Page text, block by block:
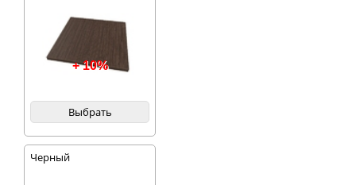
+ 10%
Выбрать
Черный